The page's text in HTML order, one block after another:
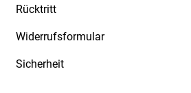
Rücktritt
Widerrufsformular
Sicherheit